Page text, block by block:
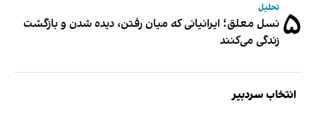
۵ تحلیل
نسل معلق؛ ایرانیانی که میان رفتن، دیده شدن و بازگشت
زندگی می‌کنند
انتخاب سردبیر